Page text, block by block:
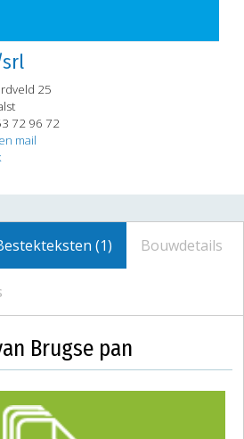
srl
25
72 96 72
mail
(1) Bouwdetails
Brugse pan